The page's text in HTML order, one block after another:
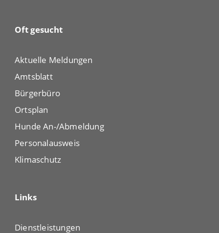
Oft gesucht
Aktuelle Meldungen
Amtsblatt
Bürgerbüro
Ortsplan
Hunde An-/Abmeldung
Personalausweis
Klimaschutz
Links
Dienstleistungen